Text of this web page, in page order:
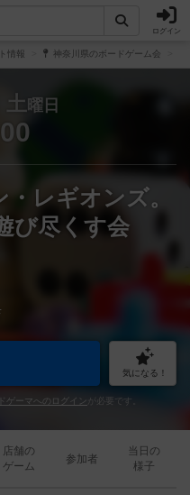
ログイン
情報 神奈川県のボードゲーム会
土 曜日
レギオンズ。
び尽くす会
気になる！
ゲーマへのログイン が必要です。
店舗の
ゲーム
参加者
当日の
様子